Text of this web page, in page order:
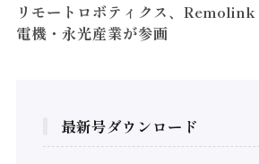
リモートロボティクス、
電機・永光産業が参画
最新号ダウンロード